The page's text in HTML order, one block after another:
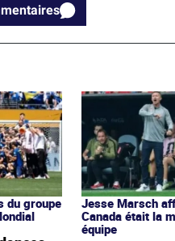
commentaires
du groupe
Jesse Marsch
Canada était la
équipe